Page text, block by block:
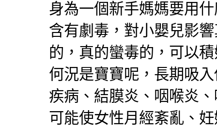
身為一個新手媽媽要用
含有劇毒，對小嬰兒影
的，真的蠻毒的，可以
何況是寶寶呢，長期吸
疾病、結膜炎、咽喉炎
可能使女性月經紊亂、